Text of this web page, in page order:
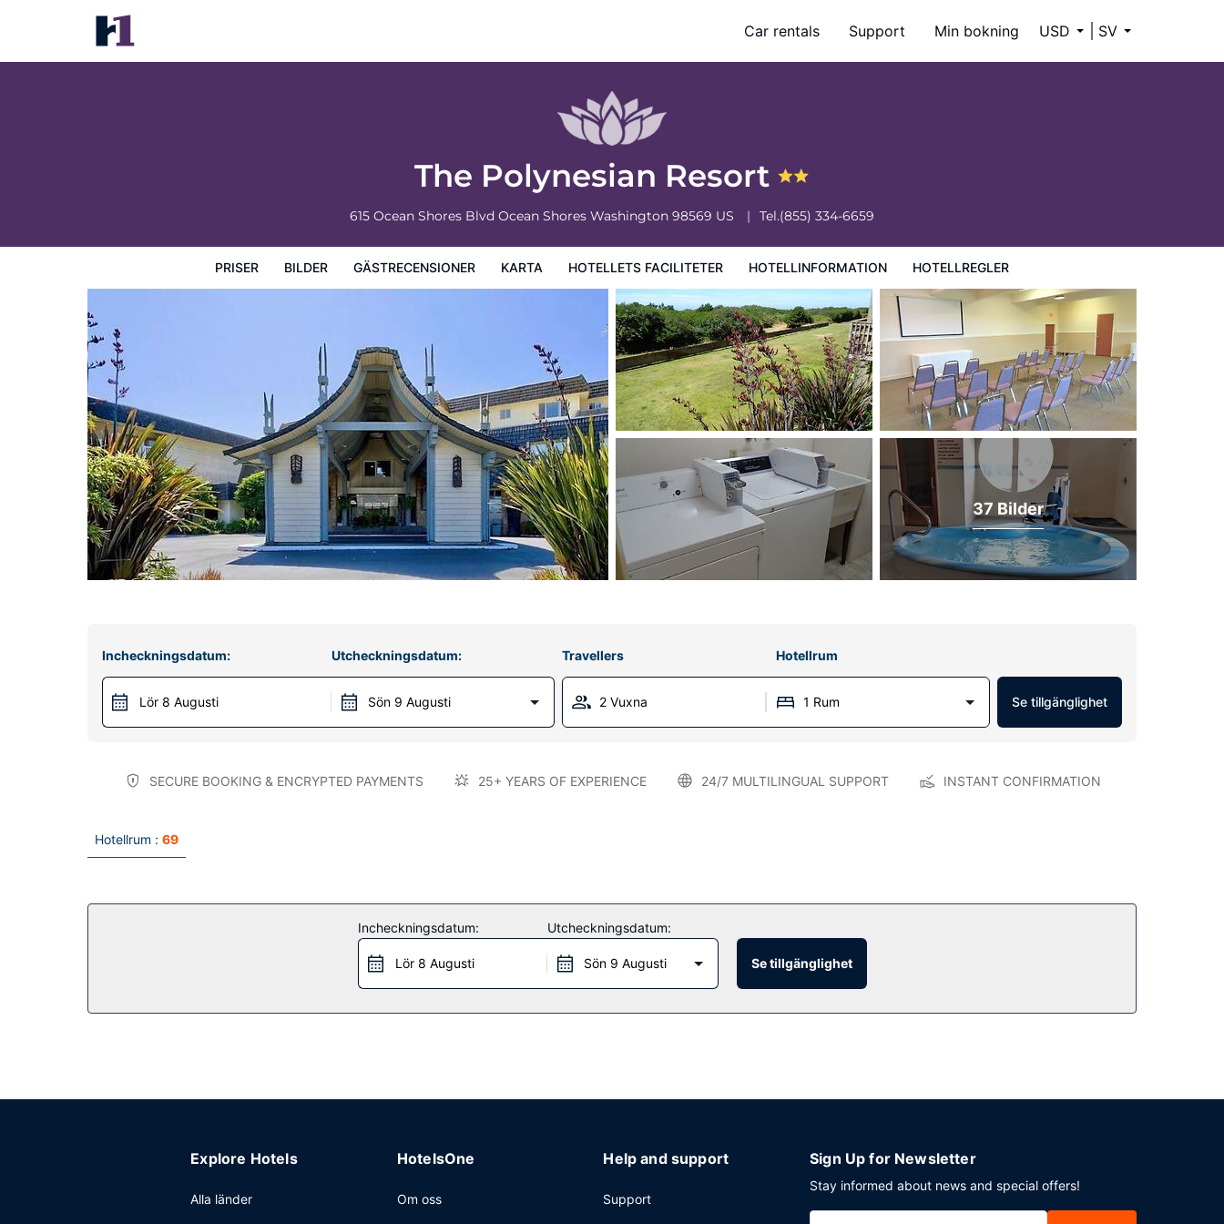
Car rentals Support Min bokning USD SV
The Polynesian Resort
615 Ocean Shores Blvd Ocean Shores Washington 98569 US Tel.(855) 334-6659
PRISER BILDER GÄSTRECENSIONER KARTA HOTELLETS FACILITETER HOTELLINFORMATION HOTELLREGLER
The Polynesian Resort
Priser
37 Bilder
Incheckningsdatum:
Lör 8 Augusti
Utcheckningsdatum:
Sön 9 Augusti
Travellers Hotellrum
2 Vuxna 1 Rum Se tillgänglighet
SECURE BOOKING & ENCRYPTED PAYMENTS 25+ YEARS OF EXPERIENCE 24/7 MULTILINGUAL SUPPORT INSTANT CONFIRMATION
Hotellrum : 69
Incheckningsdatum:
Lör 8 Augusti
Utcheckningsdatum:
Sön 9 Augusti Se tillgänglighet
Explore Hotels
Alla länder
HotelsOne
Om oss
Help and support
Support
Sign Up for Newsletter
Stay informed about news and special offers!